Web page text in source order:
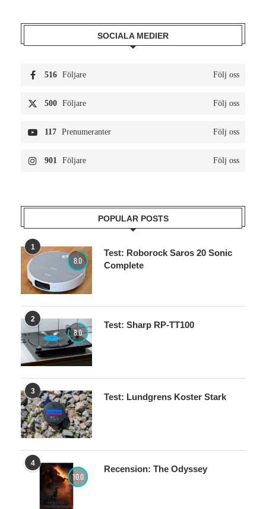
SOCIALA MEDIER
516 Följare Följ oss
500 Följare Följ oss
117 Prenumeranter Följ oss
901 Följare Följ oss
POPULAR POSTS
1
8.0
Test: Roborock Saros 20 Sonic
Complete
2
8.0
Test: Sharp RP-TT100
3
Test: Lundgrens Koster Stark
4
10.0
Recension: The Odyssey